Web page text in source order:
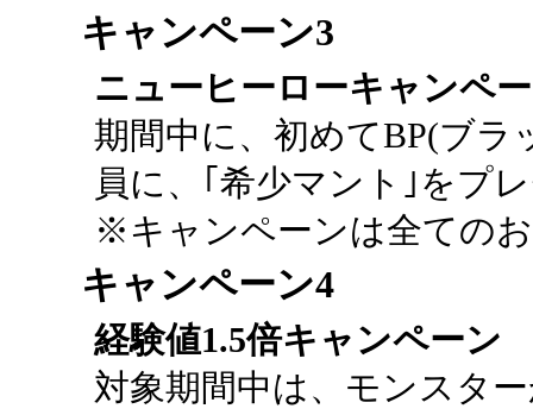
キャンペーン3
ニューヒーローキャンペ
期間中に、初めてBP(ブ
員に、｢希少マント｣をプ
※キャンペーンは全ての
キャンペーン4
経験値1.5倍キャンペーン
対象期間中は、モンスタ